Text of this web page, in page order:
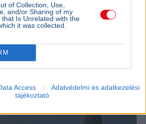
of Collection, Use,
and/or Sharing of my
that Is Unrelated with the
it was collected.
Access
Adatvédelmi és adatkezelési
tájékoztató
miatt